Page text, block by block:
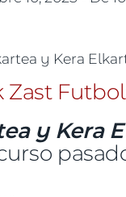
y Kera
y Kera